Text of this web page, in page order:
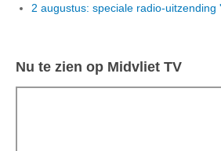
2 augustus: speciale radio-uitzending
Nu te zien op Midvliet TV